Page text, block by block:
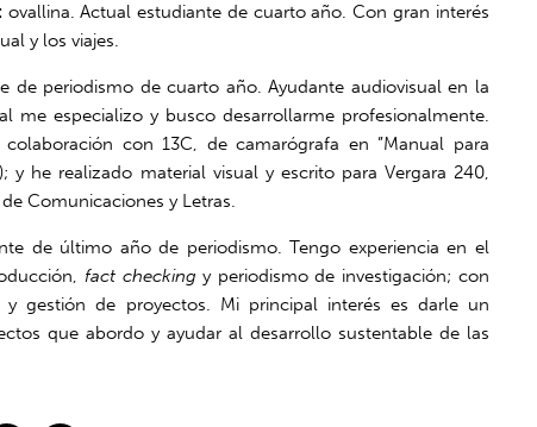
ovallina. Actual estudiante de cuarto año. Con gran interés
y los viajes.
de periodismo de cuarto año. Ayudante audiovisual en la
me especializo y busco desarrollarme profesionalmente.
con 13C, de camarógrafa en ”Manual para
y he realizado material visual y escrito para Vergara 240,
Comunicaciones y Letras.
de último año de periodismo. Tengo experiencia en el
fact checking y periodismo de investigación; con
y gestión de proyectos. Mi principal interés es darle un
que abordo y ayudar al desarrollo sustentable de las